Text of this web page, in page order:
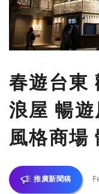
春遊台東
浪屋 暢
風格商場
推廣新聞稿